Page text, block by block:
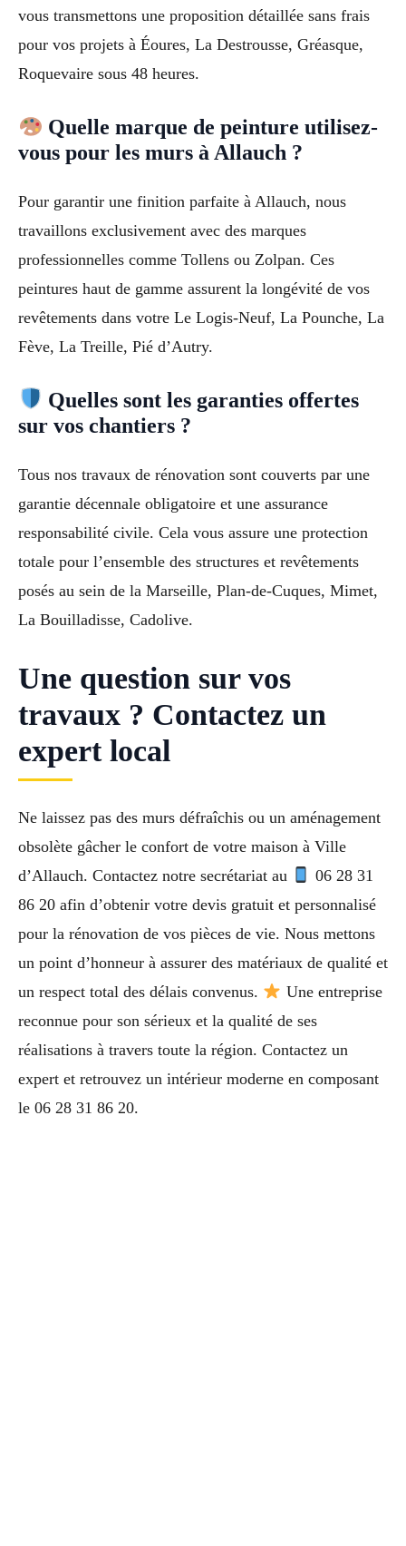
vous transmettons une proposition détaillée sans frais
pour vos projets à Éoures, La Destrousse, Gréasque,
Roquevaire sous 48 heures.
Quelle marque de peinture utilisez-
vous pour les murs à Allauch ?
Pour garantir une finition parfaite à Allauch, nous
travaillons exclusivement avec des marques
professionnelles comme Tollens ou Zolpan. Ces
peintures haut de gamme assurent la longévité de vos
revêtements dans votre Le Logis-Neuf, La Pounche, La
Fève, La Treille, Pié d’Autry.
Quelles sont les garanties offertes
sur vos chantiers ?
Tous nos travaux de rénovation sont couverts par une
garantie décennale obligatoire et une assurance
responsabilité civile. Cela vous assure une protection
totale pour l’ensemble des structures et revêtements
posés au sein de la Marseille, Plan-de-Cuques, Mimet,
La Bouilladisse, Cadolive.
Une question sur vos
travaux ? Contactez un
expert local
Ne laissez pas des murs défraîchis ou un aménagement
obsolète gâcher le confort de votre maison à Ville
d’Allauch. Contactez notre secrétariat au
06 28 31
86 20 afin d’obtenir votre devis gratuit et personnalisé
pour la rénovation de vos pièces de vie. Nous mettons
un point d’honneur à assurer des matériaux de qualité et
un respect total des délais convenus.
Une entreprise
reconnue pour son sérieux et la qualité de ses
réalisations à travers toute la région. Contactez un
expert et retrouvez un intérieur moderne en composant
le 06 28 31 86 20.